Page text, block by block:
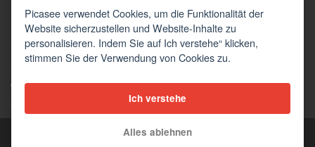
KONTAKTE
Kontakte
Kontaktformular
Großhandel
Copyright © 2026 Picasee
Picasee verwendet Cookies, um die Funktionalität der
Website sicherzustellen und Website-Inhalte zu
personalisieren. Indem Sie auf Ich verstehe“ klicken,
stimmen Sie der Verwendung von Cookies zu.
Ich verstehe
Alles ablehnen